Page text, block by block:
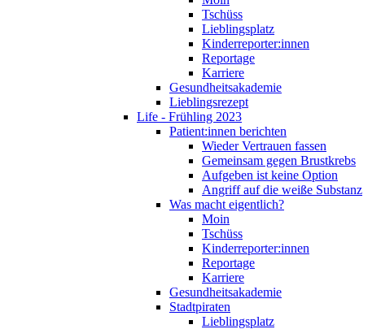
Tschüss
Lieblingsplatz
Kinderreporter:innen
Reportage
Karriere
Gesundheitsakademie
Lieblingsrezept
Life - Frühling 2023
Patient:innen berichten
Wieder Vertrauen fassen
Gemeinsam gegen Brustkrebs
Aufgeben ist keine Option
Angriff auf die weiße Substanz
Was macht eigentlich?
Moin
Tschüss
Kinderreporter:innen
Reportage
Karriere
Gesundheitsakademie
Stadtpiraten
Lieblingsplatz